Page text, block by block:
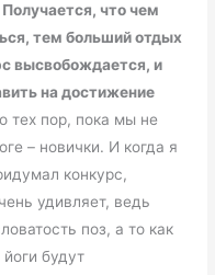
Получается, что чем
тем больший отдых
высвобождается, и
на достижение
тех пор, пока мы не
– новички. И когда я
конкурс,
удивляет, ведь
поз, а то как
будут